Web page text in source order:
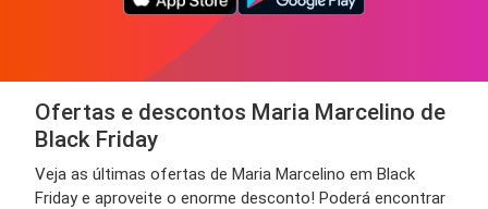
Ofertas e descontos Maria Marcelino de
Black Friday
Veja as últimas ofertas de Maria Marcelino em Black
Friday e aproveite o enorme desconto! Poderá encontrar